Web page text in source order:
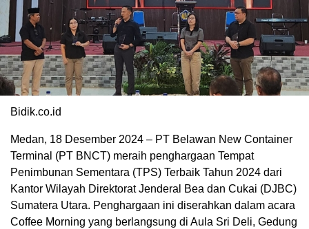
Bidik.co.id
Medan, 18 Desember 2024 – PT Belawan New Container
Terminal (PT BNCT) meraih penghargaan Tempat
Penimbunan Sementara (TPS) Terbaik Tahun 2024 dari
Kantor Wilayah Direktorat Jenderal Bea dan Cukai (DJBC)
Sumatera Utara. Penghargaan ini diserahkan dalam acara
Coffee Morning yang berlangsung di Aula Sri Deli, Gedung